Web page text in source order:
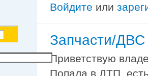
Войдите или
Запчасти/ДВС
Приветствую
Попала в ДТП,